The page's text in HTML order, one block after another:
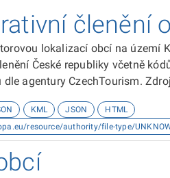
členění
lokalizací obcí na území
České republiky včetně
agentury CzechTourism.
KML JSON
HTML
resource/authority/file-type/